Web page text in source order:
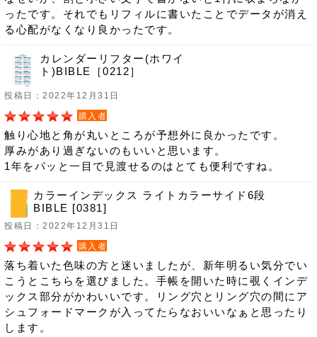
ったです。それでもリフィルに書いたことでデータが消え
る心配がなくなり良かったです。
カレンダーリフター(ホワイ
ト)BIBLE［0212］
投稿日：2022年12月31日
購入者
触り心地と角が丸いところが予想外に良かったです。
厚みがあり過ぎないのもいいと思います。
1年をパッと一目で見渡せるのはとても便利ですね。
カラーインデックス ライトカラーサイド6段
BIBLE [0381]
投稿日：2022年12月31日
購入者
落ち着いた色味の方と迷いましたが、新年明るい気分でい
こうとこちらを選びました。手帳を開いた時に覗くインデ
ックス部分がかわいいです。リング穴とリング穴の間にア
シュフォードマークが入ってたらなおいいなぁと思ったり
します。